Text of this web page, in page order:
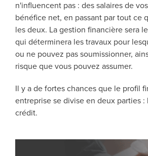
n'influencent pas : des salaires de
bénéfice net, en passant par tout ce
les deux. La gestion financière sera
qui déterminera les travaux pour
ou ne pouvez pas soumissionner,
risque que vous pouvez assumer.
Il y a de fortes chances que le profil
entreprise se divise en deux parties
crédit.